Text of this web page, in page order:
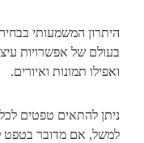
היתרון המשמעותי
בעולם של אפשרויות
ואפילו תמונות ואיורים.
ניתן להתאים טפטים
למשל, אם מדובר בטפט